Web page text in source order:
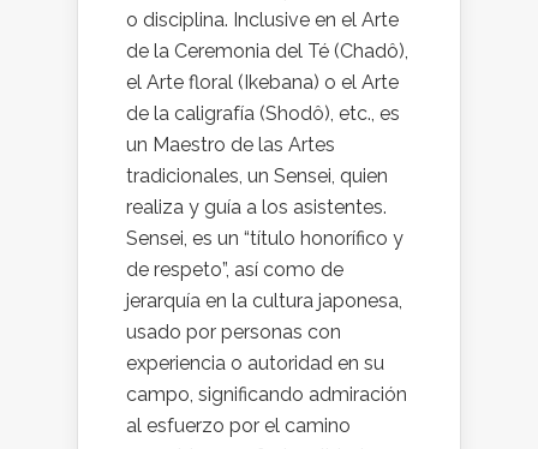
o disciplina. Inclusive en el Arte
de la Ceremonia del Té (Chadô),
el Arte floral (Ikebana) o el Arte
de la caligrafía (Shodô), etc., es
un Maestro de las Artes
tradicionales, un Sensei, quien
realiza y guía a los asistentes.
Sensei, es un “título honorífico y
de respeto”, así como de
jerarquía en la cultura japonesa,
usado por personas con
experiencia o autoridad en su
campo, significando admiración
al esfuerzo por el camino